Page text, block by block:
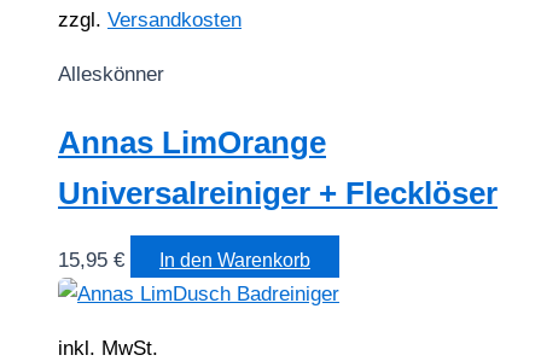
zzgl. Versandkosten
Alleskönner
Annas LimOrange
Universalreiniger + Flecklöser
15,95 € In den Warenkorb
inkl. MwSt.